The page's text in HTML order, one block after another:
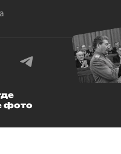
© 1999–2026 Все права защищены.
фото